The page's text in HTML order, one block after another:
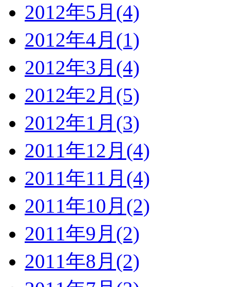
2012年5月(4)
2012年4月(1)
2012年3月(4)
2012年2月(5)
2012年1月(3)
2011年12月(4)
2011年11月(4)
2011年10月(2)
2011年9月(2)
2011年8月(2)